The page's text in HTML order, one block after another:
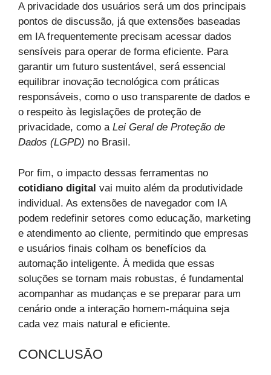
A privacidade dos usuários será um dos principais
pontos de discussão, já que extensões baseadas
em IA frequentemente precisam acessar dados
sensíveis para operar de forma eficiente. Para
garantir um futuro sustentável, será essencial
equilibrar inovação tecnológica com práticas
responsáveis, como o uso transparente de dados e
o respeito às legislações de proteção de
privacidade, como a Lei Geral de Proteção de
Dados (LGPD) no Brasil.
Por fim, o impacto dessas ferramentas no
cotidiano digital vai muito além da produtividade
individual. As extensões de navegador com IA
podem redefinir setores como educação, marketing
e atendimento ao cliente, permitindo que empresas
e usuários finais colham os benefícios da
automação inteligente. À medida que essas
soluções se tornam mais robustas, é fundamental
acompanhar as mudanças e se preparar para um
cenário onde a interação homem-máquina seja
cada vez mais natural e eficiente.
CONCLUSÃO